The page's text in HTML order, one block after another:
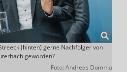
(hinten) gerne Nachfolger von
geworden?
Foto: Andreas Domma